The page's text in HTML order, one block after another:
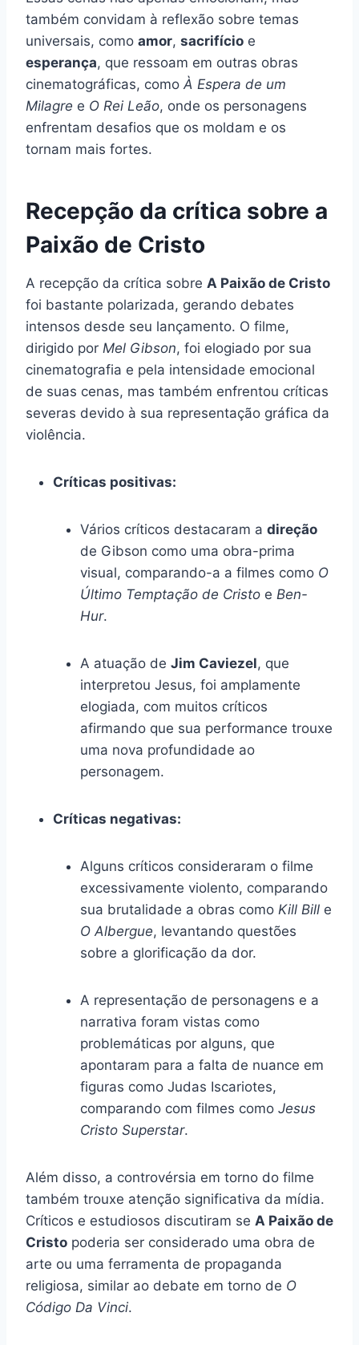
também convidam à reflexão sobre temas
universais, como amor, sacrifício e
esperança, que ressoam em outras obras
cinematográficas, como À Espera de um
Milagre e O Rei Leão, onde os personagens
enfrentam desafios que os moldam e os
tornam mais fortes.
Recepção da crítica sobre a
Paixão de Cristo
A recepção da crítica sobre A Paixão de Cristo
foi bastante polarizada, gerando debates
intensos desde seu lançamento. O filme,
dirigido por Mel Gibson, foi elogiado por sua
cinematografia e pela intensidade emocional
de suas cenas, mas também enfrentou críticas
severas devido à sua representação gráfica da
violência.
Críticas positivas:
Vários críticos destacaram a direção
de Gibson como uma obra-prima
visual, comparando-a a filmes como O
Último Temptação de Cristo e Ben-
Hur.
A atuação de Jim Caviezel, que
interpretou Jesus, foi amplamente
elogiada, com muitos críticos
afirmando que sua performance trouxe
uma nova profundidade ao
personagem.
Críticas negativas:
Alguns críticos consideraram o filme
excessivamente violento, comparando
sua brutalidade a obras como Kill Bill e
O Albergue, levantando questões
sobre a glorificação da dor.
A representação de personagens e a
narrativa foram vistas como
problemáticas por alguns, que
apontaram para a falta de nuance em
figuras como Judas Iscariotes,
comparando com filmes como Jesus
Cristo Superstar.
Além disso, a controvérsia em torno do filme
também trouxe atenção significativa da mídia.
Críticos e estudiosos discutiram se A Paixão de
Cristo poderia ser considerado uma obra de
arte ou uma ferramenta de propaganda
religiosa, similar ao debate em torno de O
Código Da Vinci.